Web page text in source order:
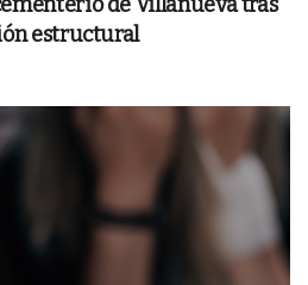
de Villanueva tras
estructural